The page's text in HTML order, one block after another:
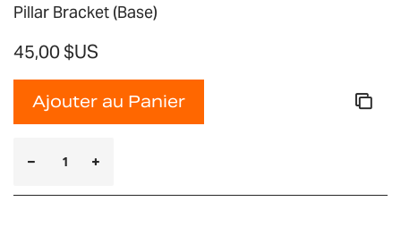
Pillar Bracket (Base)
45,00 $US
Ajouter au Panier